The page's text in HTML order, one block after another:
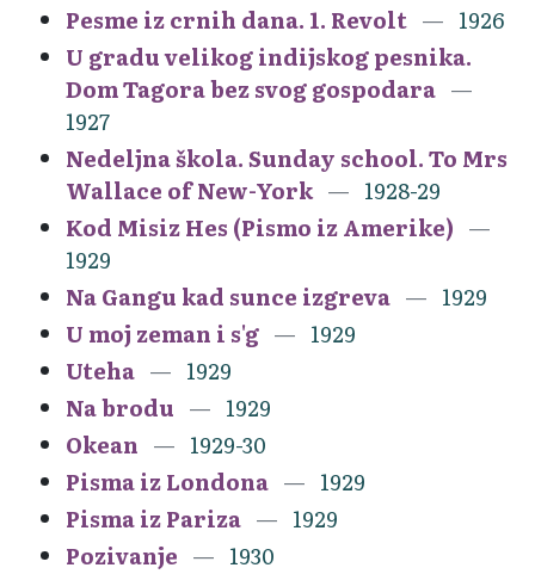
Pesme iz crnih dana. 1. Revolt
1926
U gradu velikog indijskog pesnika.
Dom Tagora bez svog gospodara
1927
Nedeljna škola. Sunday school. To Mrs
Wallace of New-York
1928-29
Kod Misiz Hes (Pismo iz Amerike)
1929
Na Gangu kad sunce izgreva
1929
U moj zeman i s'g
1929
Uteha
1929
Na brodu
1929
Okean
1929-30
Pisma iz Londona
1929
Pisma iz Pariza
1929
Pozivanje
1930